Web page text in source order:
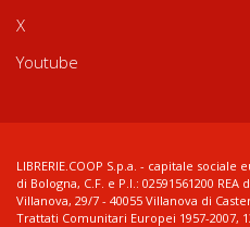
X
Youtube
LIBRERIE.COOP S.p.a. - capitale
di Bologna, C.F. e P.I.: 02591561200 REA
Villanova, 29/7 - 40055 Villanova di
Trattati Comunitari Europei 1957-2007,